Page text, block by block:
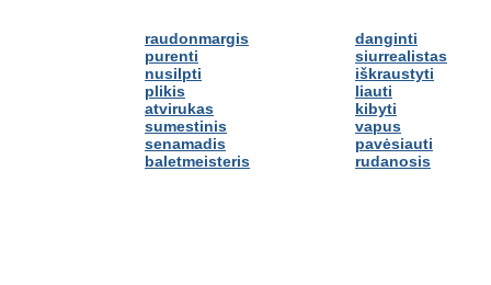
raudonmargis
purenti
nusilpti
plikis
atvirukas
sumestinis
senamadis
baletmeisteris
danginti
siurrealistas
iškraustyti
liauti
kibyti
vapus
pavėsiauti
rudanosis